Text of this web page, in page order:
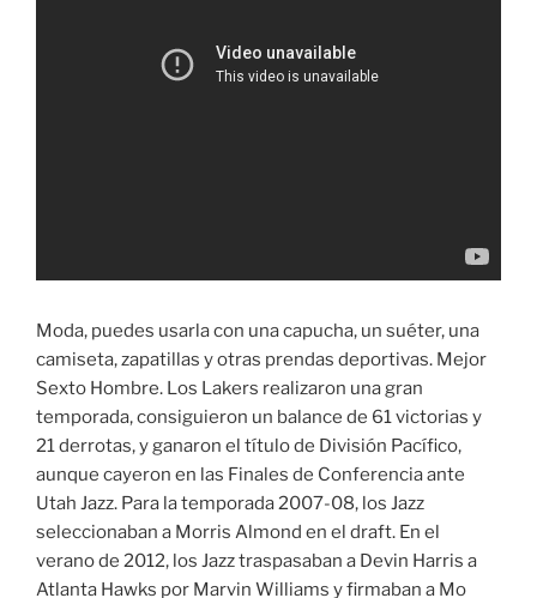
Moda, puedes usarla con una capucha, un suéter, una
camiseta, zapatillas y otras prendas deportivas. Mejor
Sexto Hombre. Los Lakers realizaron una gran
temporada, consiguieron un balance de 61 victorias y
21 derrotas, y ganaron el título de División Pacífico,
aunque cayeron en las Finales de Conferencia ante
Utah Jazz. Para la temporada 2007-08, los Jazz
seleccionaban a Morris Almond en el draft. En el
verano de 2012, los Jazz traspasaban a Devin Harris a
Atlanta Hawks por Marvin Williams y firmaban a Mo